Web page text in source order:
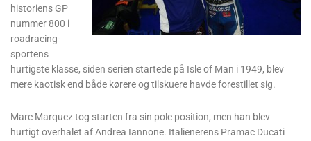
historiens GP
nummer 800 i
roadracing-
sportens
hurtigste klasse, siden serien startede på Isle of Man i 1949, blev
mere kaotisk end både kørere og tilskuere havde forestillet sig.
Marc Marquez tog starten fra sin pole position, men han blev
hurtigt overhalet af Andrea Iannone. Italienerens Pramac Ducati